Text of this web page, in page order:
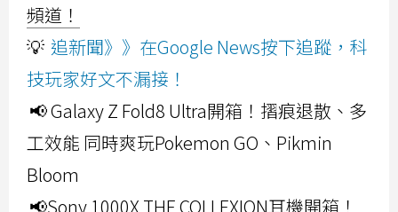
頻道！
💡 追新聞》》在Google News按下追蹤，科
技玩家好文不漏接！
📢 Galaxy Z Fold8 Ultra開箱！摺痕退散、多
工效能 同時爽玩Pokemon GO、Pikmin
Bloom
📢Sony 1000X THE COLLEXION耳機開箱！